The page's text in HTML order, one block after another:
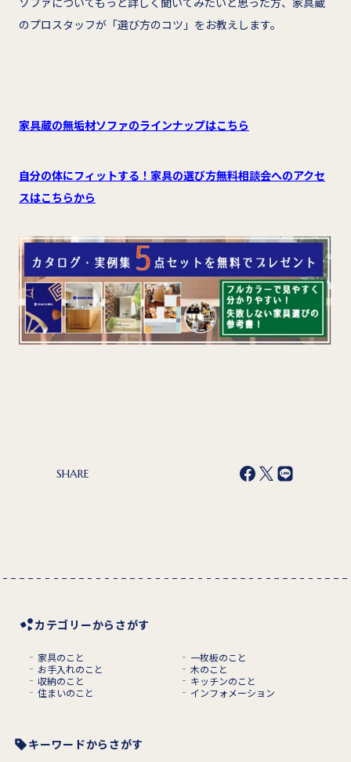
のプロスタッフが「選び方のコツ」をお教えします。
家具蔵の無垢材ソファのラインナップはこちら
自分の体にフィットする！家具の選び方無料相談会へのアクセ
スはこちらから
SHARE
カテゴリーからさがす
家具のこと
一枚板のこと
お手入れのこと
木のこと
収納のこと
キッチンのこと
住まいのこと
インフォメーション
キーワードからさがす